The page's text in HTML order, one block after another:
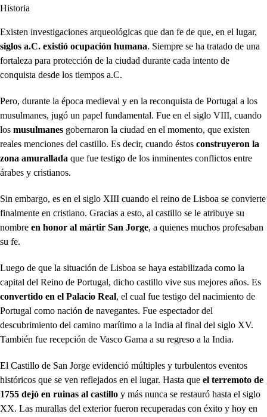
Historia
Existen investigaciones arqueológicas que dan fe de que, en el lugar,
siglos a.C. existió ocupación humana. Siempre se ha tratado de una
fortaleza para protección de la ciudad durante cada intento de
conquista desde los tiempos a.C.
Pero, durante la época medieval y en la reconquista de Portugal a los
musulmanes, jugó un papel fundamental. Fue en el siglo VIII, cuando
los musulmanes gobernaron la ciudad en el momento, que existen
reales menciones del castillo. Es decir, cuando éstos construyeron la
zona amurallada que fue testigo de los inminentes conflictos entre
árabes y cristianos.
Sin embargo, es en el siglo XIII cuando el reino de Lisboa se convierte
finalmente en cristiano. Gracias a esto, al castillo se le atribuye su
nombre en honor al mártir San Jorge, a quienes muchos profesaban
su fe.
Luego de que la situación de Lisboa se haya estabilizada como la
capital del Reino de Portugal, dicho castillo vive sus mejores años. Es
convertido en el Palacio Real, el cual fue testigo del nacimiento de
Portugal como nación de navegantes. Fue espectador del
descubrimiento del camino marítimo a la India al final del siglo XV.
También fue recepción de Vasco Gama a su regreso a la India.
El Castillo de San Jorge evidenció múltiples y turbulentos eventos
históricos que se ven reflejados en el lugar. Hasta que el terremoto de
1755 dejó en ruinas al castillo y más nunca se restauró hasta el siglo
XX. Las murallas del exterior fueron recuperadas con éxito y hoy en